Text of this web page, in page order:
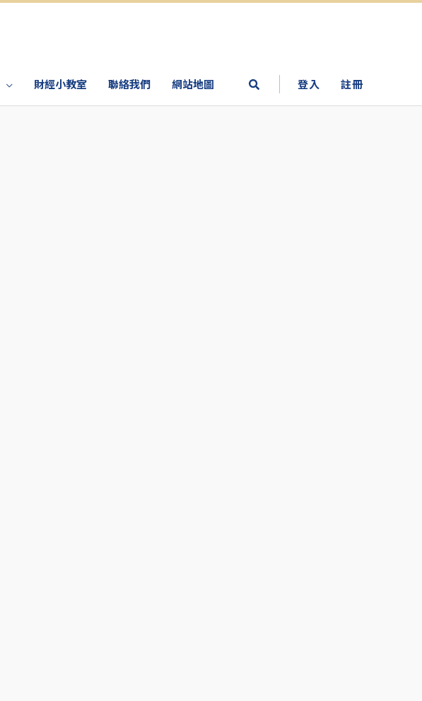
財經小教室 聯絡我們 網站地圖 登入 註冊